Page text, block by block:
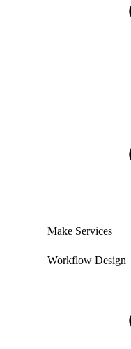
Make Services
Workflow Design